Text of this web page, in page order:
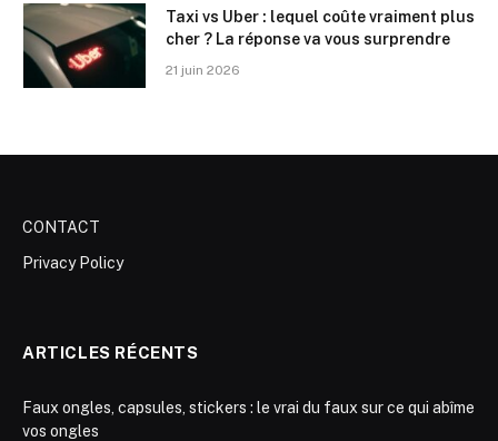
Taxi vs Uber : lequel coûte vraiment plus
cher ? La réponse va vous surprendre
21 juin 2026
CONTACT
Privacy Policy
ARTICLES RÉCENTS
Faux ongles, capsules, stickers : le vrai du faux sur ce qui abîme
vos ongles